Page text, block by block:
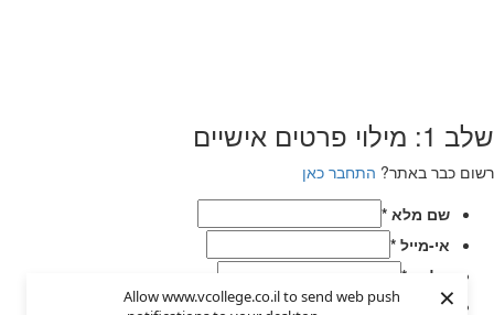
Allow www.vcollege.co.il to send web push
×
שלב 1: מילוי פרטים אישיים
רשום כבר באתר? התחבר כאן
שם מלא *
אי-מייל *
טלפון *
בחר סיסמא*